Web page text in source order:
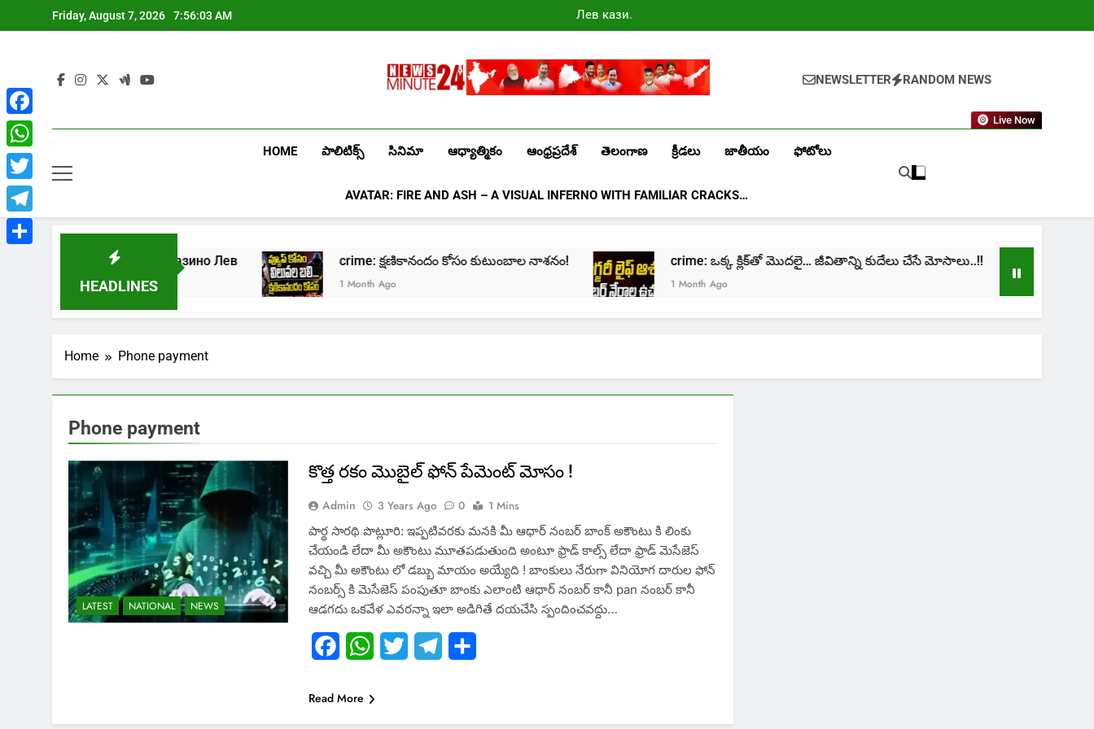
to
Friday, August 7, 2026 7:56:03 AM
Лев казино
промокоды
Newsminute24
NEWSLETTER RANDOM NEWS
Live Now
HOME పాలిటిక్స్ సినిమా ఆధ్యాత్మికం ఆంధ్రప్రదేశ్ తెలంగాణ క్రీడలు జాతీయం ఫోటోలు
AVATAR: FIRE AND ASH – A VISUAL INFERNO WITH FAMILIAR CRACKS…
HEADLINES
Играть в онлайн казино Лев
1 Week Ago
crime: క్షణికానందం కోసం కుటుంబాల నాశనం!
1 Month Ago
crime: ఒక్క క్లిక్‌తో మొదలై… జీవితాన్ని కుదేలు చేసే మోసాలు..!!
1 Month Ago
Home Phone payment
Phone payment
LATEST NATIONAL NEWS
కొత్త రకం మొబైల్ ఫోన్ పేమెంట్ మోసం !
Admin 3 Years Ago 0
1 Mins
పార్థ సారథి పొట్లూరి: ఇప్పటివరకు మనకి మీ ఆధార్ నంబర్ బాంక్ అకౌంటు కి లింకు
చేయండి లేదా మీ అకౌంటు మూతపడుతుంది అంటూ ఫ్రాడ్ కాల్స్ లేదా ఫ్రాడ్ మెసేజెస్
వచ్చి మీ అకౌంటు లో డబ్బు మాయం అయ్యేది ! బాంకులు నేరుగా వినియోగ దారుల ఫోన్
నంబర్స్ కి మెసేజెస్ పంపుతూ బాంకు ఎలాంటి ఆధార్ నంబర్ కానీ pan నంబర్ కానీ
ఆడగదు ఒకవేళ ఎవరన్నా ఇలా అడిగితే దయచేసి స్పందించవద్దు…
FacebookWhatsApp
Twitter Telegram
Read More
Facebook
WhatsApp
Twitter
Telegram